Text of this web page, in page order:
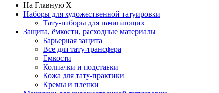
На Главную X
Наборы для художественной татуировки
Тату-наборы для начинающих
Защита, ёмкости, расходные материалы
Барьерная защита
Всё для тату-трансфера
Емкости
Колпачки и подставки
Кожа для тату-практики
Кремы и пленки